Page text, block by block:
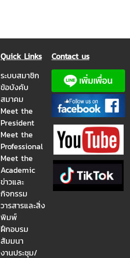
Quick Links
ระบบสมาชิก
ข้อบังคับ
สมาคม
Meet the
President
Meet the
Professional
Meet the
Academic
ข่าวและ
กิจกรรม
วารสารและสิ่ง
พิมพ์
ฝึกอบรม
สัมมนา
งานประชุม/
Contact us